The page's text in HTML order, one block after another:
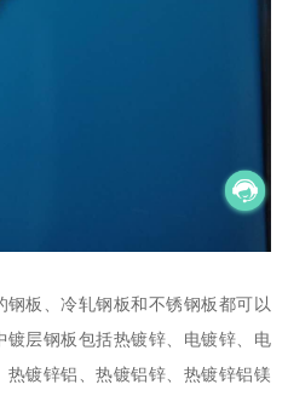
板、冷轧钢板和不锈钢板都可以
层钢板包括热镀锌、电镀锌、电
镀锌铝、热镀铝锌、热镀锌铝镁